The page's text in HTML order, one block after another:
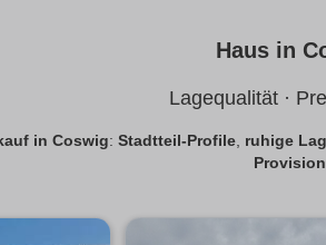
Haus in
Lagequalität ·
in Coswig: Stadtteil-Profile, ruhige